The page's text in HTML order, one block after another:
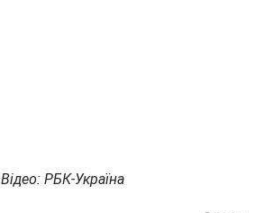
Відео: РБК-Україна